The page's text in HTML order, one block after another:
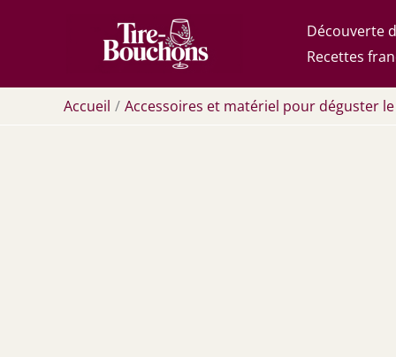
Découverte
Recettes
Accueil Accessoires et matériel pour déguster